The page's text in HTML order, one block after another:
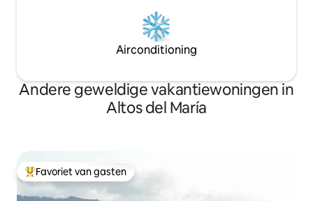
Airconditioning
Andere geweldige vakantiewoningen in
Altos del María
Topfavoriet van gasten
Favoriet van gasten